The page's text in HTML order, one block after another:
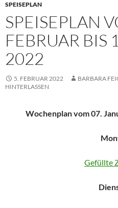
SPEISEPLAN
SPEISEPLAN
FEBRUAR BIS
2022
5. FEBRUAR 2022 BARBARA
HINTERLASSEN
Wochenplan vom 07.
Gefüllte